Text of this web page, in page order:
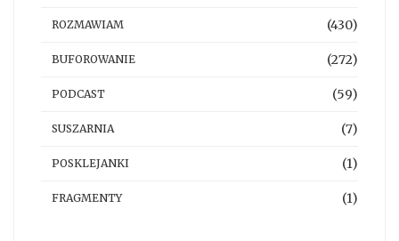
ROZMAWIAM (430)
BUFOROWANIE (272)
PODCAST (59)
SUSZARNIA (7)
POSKLEJANKI (1)
FRAGMENTY (1)